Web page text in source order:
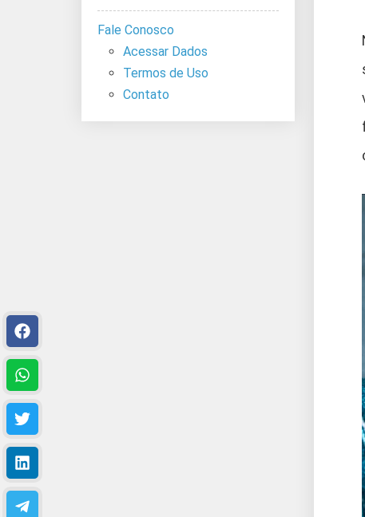
Fale Conosco
Acessar Dados
Termos de Uso
Contato